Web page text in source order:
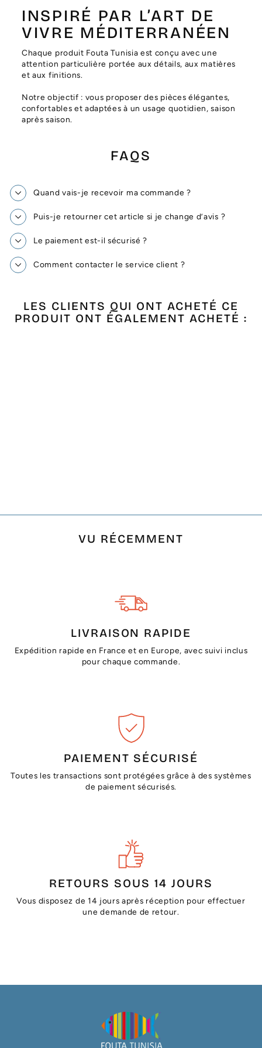
INSPIRÉ PAR L’ART DE
VIVRE MÉDITERRANÉEN
Chaque produit Fouta Tunisia est conçu avec une
attention particulière portée aux détails, aux matières
et aux finitions.
Notre objectif : vous proposer des pièces élégantes,
confortables et adaptées à un usage quotidien, saison
après saison.
FAQS
Quand vais-je recevoir ma commande ?
Puis-je retourner cet article si je change d’avis ?
Le paiement est-il sécurisé ?
Comment contacter le service client ?
LES CLIENTS QUI ONT ACHETÉ CE
PRODUIT ONT ÉGALEMENT ACHETÉ :
VU RÉCEMMENT
LIVRAISON RAPIDE
Expédition rapide en France et en Europe, avec suivi inclus
pour chaque commande.
PAIEMENT SÉCURISÉ
Toutes les transactions sont protégées grâce à des systèmes
de paiement sécurisés.
RETOURS SOUS 14 JOURS
Vous disposez de 14 jours après réception pour effectuer
une demande de retour.